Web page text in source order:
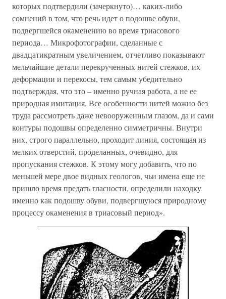
которых подтвердили (зачеркнуто)… каких-либо
сомнений в том, что речь идет о подошве обуви,
подвергшейся окаменению во время триасового
периода… Микрофотографии, сделанные с
двадцатикратным увеличением, отчетливо показывают
мельчайшие детали перекрученных нитей стежков, их
деформации и перекосы, тем самым убедительно
подтверждая, что это – именно ручная работа, а не ее
природная имитация. Все особенности нитей можно без
труда рассмотреть даже невооруженным глазом, да и сами
контуры подошвы определенно симметричны. Внутри
них, строго параллельно, проходит линия, состоящая из
мелких отверстий, проделанных, очевидно, для
пропускания стежков. К этому могу добавить, что по
меньшей мере двое видных геологов, чьи имена еще не
пришло время предать гласности, определили находку
именно как подошву обуви, подвергшуюся природному
процессу окаменения в триасовый период».